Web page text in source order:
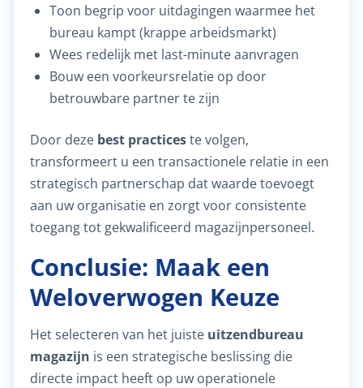
Toon begrip voor uitdagingen waarmee het
bureau kampt (krappe arbeidsmarkt)
Wees redelijk met last-minute aanvragen
Bouw een voorkeursrelatie op door
betrouwbare partner te zijn
Door deze best practiceste volgen,
transformeert u een transactionele relatie in een
strategisch partnerschap dat waarde toevoegt
aan uw organisatie en zorgt voor consistente
toegang tot gekwalificeerd magazijnpersoneel.
Conclusie: Maak een
Weloverwogen Keuze
Het selecteren van het juiste uitzendbureau
magazijn is een strategische beslissing die
directe impact heeft op uw operationele